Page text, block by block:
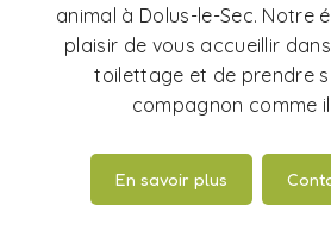
animal à Dolus-le-Sec. Notre
plaisir de vous accueillir
toilettage et de prendre
compagnon comme
En savoir plus